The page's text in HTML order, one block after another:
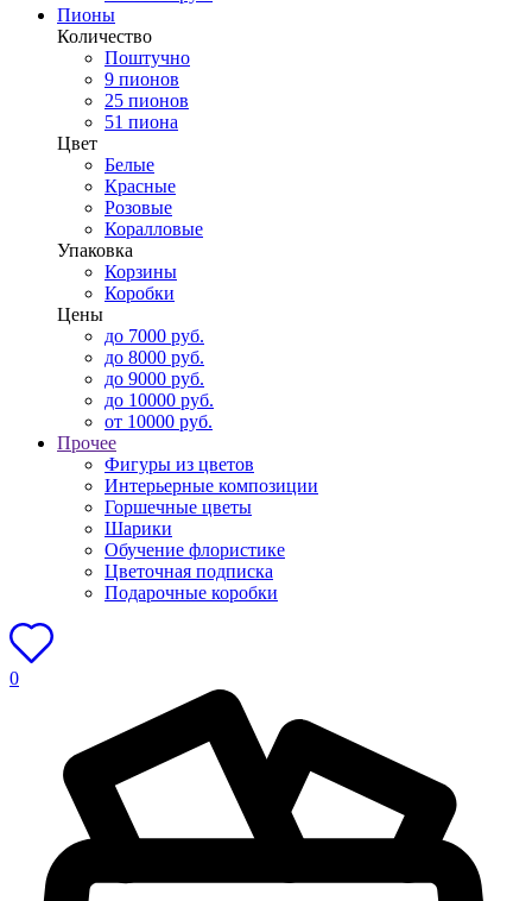
Пионы
Количество
Поштучно
9 пионов
25 пионов
51 пиона
Цвет
Белые
Красные
Розовые
Коралловые
Упаковка
Корзины
Коробки
Цены
до 7000 руб.
до 8000 руб.
до 9000 руб.
до 10000 руб.
от 10000 руб.
Прочее
Фигуры из цветов
Интерьерные композиции
Горшечные цветы
Шарики
Обучение флористике
Цветочная подписка
Подарочные коробки
0